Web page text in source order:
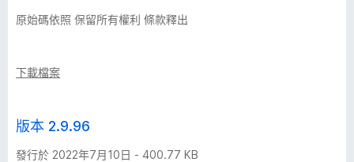
原始碼依照 保留所有權利 條款釋出
下載檔案
版本 2.9.96
發行於 2022年7月10日 - 400.77 KB